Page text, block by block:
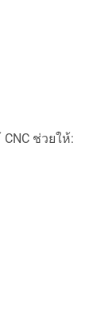
ช่วยให้: